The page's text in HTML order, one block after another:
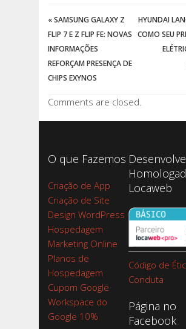
«SAMSUNG GALAXY Z
FLIP 7 E Z FLIP FE: NOVAS
INFORMAÇÕES
REFORÇAM PRESENÇA DE
CHIPS EXYNOS
HYUNDAI
COMO SEU
Comments are closed.
O que Fazemos
Criação de App
Criação de Site
Design WordPress
Hospedagem
Marketing Online
Planos de
Hospedagem
Cupom Google
Workspace do
Google 10%
Locaweb
Código de
Conduta
Página no
Facebook